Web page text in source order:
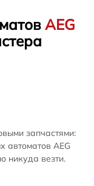
AEG
запчастями:
автоматов AEG
никуда везти.